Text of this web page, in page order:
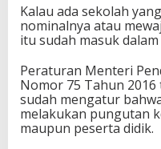
Kalau ada sekolah
nominalnya atau
itu sudah masuk
Peraturan Menteri
Nomor 75 Tahun
sudah mengatur
melakukan pungutan
maupun peserta didik.